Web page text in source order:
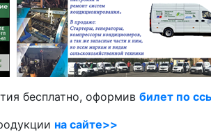
бесплатно, оформив билет по
на сайте>>